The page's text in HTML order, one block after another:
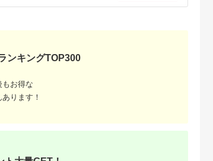
出典：ふるなび
＼漁業者応援品／【北
道根室産】刺身用ホ
付金額:58,000円 寄付金額:12,000円
刺身 海鮮 魚介 国産
殻付き 冷蔵 オホーツ
寄付金額:15,000
ンキングTOP300
お得な
ります！